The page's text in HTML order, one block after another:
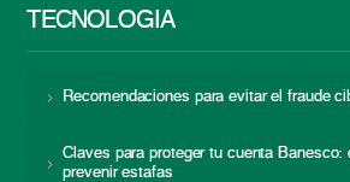
TECNOLOGÍA
Recomendaciones para evitar el fraude
Claves para proteger tu cuenta Banesco:
prevenir estafas